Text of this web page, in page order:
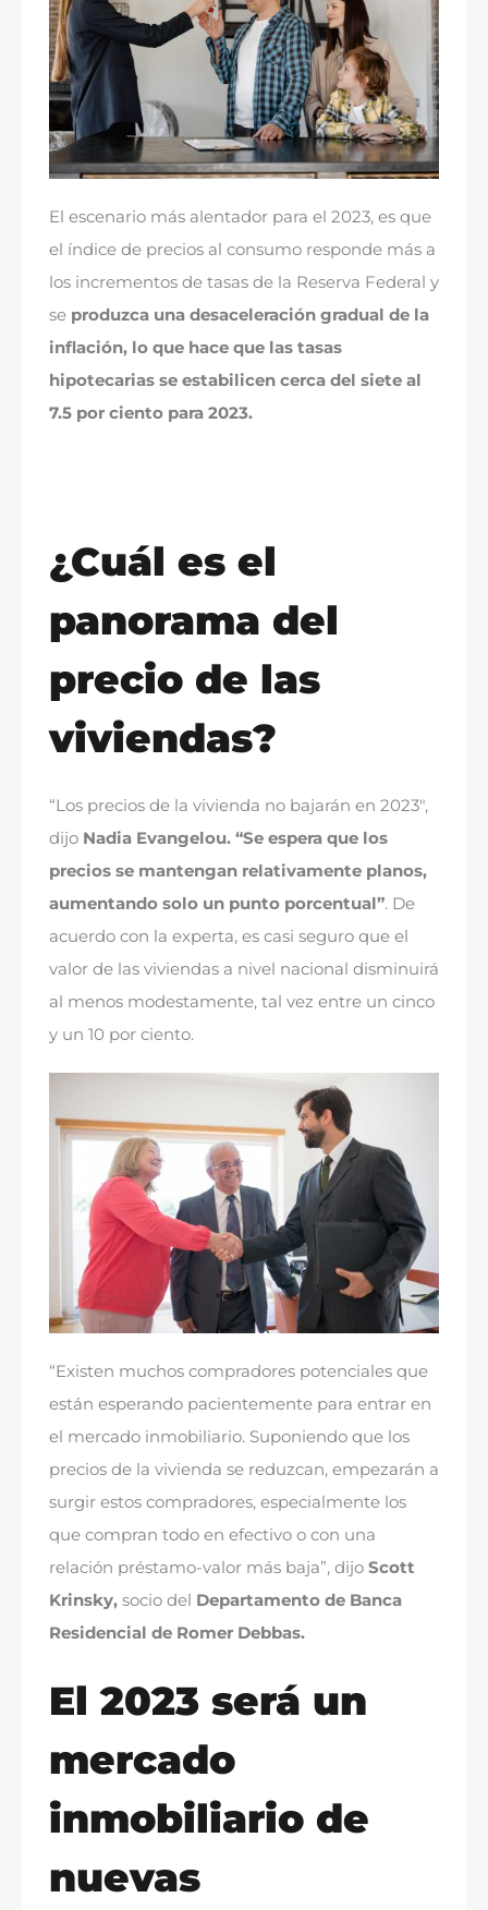
El escenario más alentador para el 2023, es que
el índice de precios al consumo responde más a
los incrementos de tasas de la Reserva Federal y
se produzca una desaceleración gradual de la
inflación, lo que hace que las tasas
hipotecarias se estabilicen cerca del siete al
7.5 por ciento para 2023.
¿Cuál es el
panorama del
precio de las
viviendas?
“Los precios de la vivienda no bajarán en 2023″,
dijo Nadia Evangelou. “Se espera que los
precios se mantengan relativamente planos,
aumentando solo un punto porcentual”. De
acuerdo con la experta, es casi seguro que el
valor de las viviendas a nivel nacional disminuirá
al menos modestamente, tal vez entre un cinco
y un 10 por ciento.
“Existen muchos compradores potenciales que
están esperando pacientemente para entrar en
el mercado inmobiliario. Suponiendo que los
precios de la vivienda se reduzcan, empezarán a
surgir estos compradores, especialmente los
que compran todo en efectivo o con una
relación préstamo-valor más baja”, dijo Scott
Krinsky, socio del Departamento de Banca
Residencial de Romer Debbas.
El 2023 será un
mercado
inmobiliario de
nuevas